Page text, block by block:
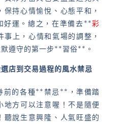
持心情愉悅、心態平和，
好運。總之，在準備去**彩
事上，心情和氣場的調整，
遵守的第一步**習俗**。
店到交易過程的風水禁忌
前的各種**禁忌**，準備踏
地方可以注意喔！不是隨便
聽說生意興隆、人氣旺盛的